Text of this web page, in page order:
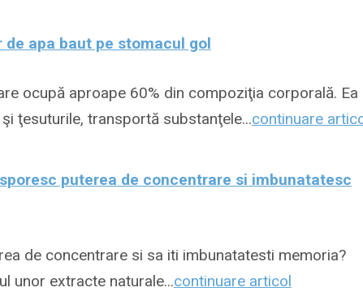
de apa baut pe stomacul gol
ocupă aproape 60% din compoziţia corporală. Ea
ţesuturile, transportă substanţele...continuare
puterea de concentrare si imbunatatesc
de concentrare si sa iti imbunatatesti memoria?
unor extracte naturale...continuare articol